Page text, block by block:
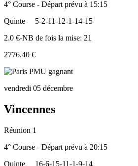
4° Course - Départ prévu à 15:15
Quinte
5-2-11-12-1-14-15
2.0 €-NB de fois la mise: 21
2776.40 €
vendredi 05 décembre
Vincennes
Réunion 1
4° Course - Départ prévu à 20:15
Quinte
16-6-15-11-1-9-14